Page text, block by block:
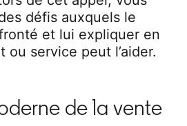
défis auxquels le
et lui expliquer en
ou service peut l’aider.
de la vente